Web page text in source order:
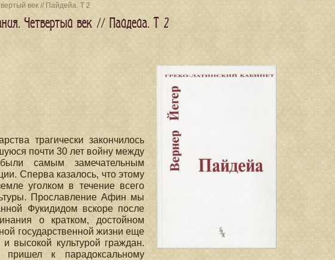
век // Пайдейа. Т 2
Четвертый век // Пайдейа. Т 2
трагически закончилось
почти 30 лет войну между
самым замечательным
Сперва казалось, что этому
уголком в течение всего
Прославление Афин мы
Фукидидом вскоре после
о кратком, достойном
государственной жизни еще
высокой культурой граждан.
к парадоксальному